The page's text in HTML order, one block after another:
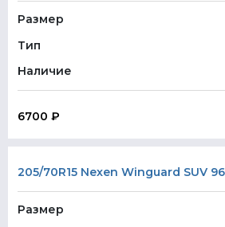
Размер
Тип
Наличие
6700 ₽
205/70R15 Nexen Winguard SUV
Размер